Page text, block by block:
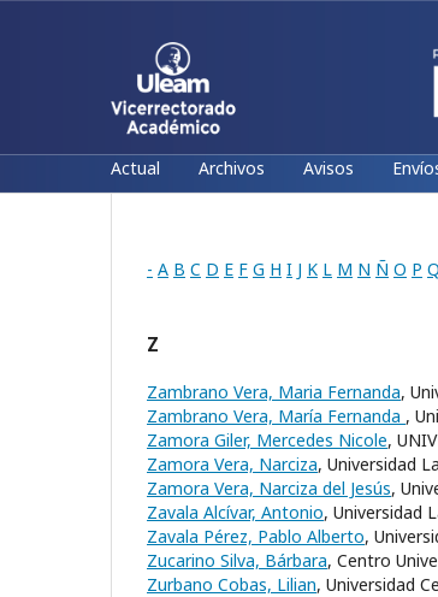
Actual Archivos Avisos
- A B C D E F G H I J K L M N Ñ O P Q
Z
Zambrano Vera, Maria Fernanda,
Zambrano Vera, María Fernanda ,
Zamora Giler, Mercedes Nicole,
Zamora Vera, Narciza, Universidad
Zamora Vera, Narciza del Jesús,
Zavala Alcívar, Antonio, Universidad
Zavala Pérez, Pablo Alberto,
Zucarino Silva, Bárbara, Centro
Zurbano Cobas, Lilian, Universidad